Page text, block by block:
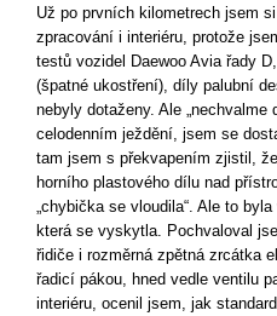
Už po prvních kilometrech jsem
zpracování i interiéru, protože
testů vozidel Daewoo Avia řady
(špatné ukostření), díly palubní
nebyly dotaženy. Ale „nechvalme
celodenním ježdění, jsem se
tam jsem s překvapením zjistil,
horního plastového dílu nad
„chybička se vloudila“. Ale to
která se vyskytla. Pochvaloval
řidiče i rozměrná zpětná zrcátka
řadicí pákou, hned vedle ventilu
interiéru, ocenil jsem, jak